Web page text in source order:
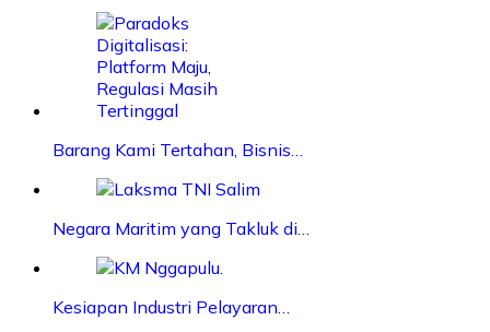
Barang Kami Tertahan, Bisnis…
Negara Maritim yang Takluk di…
Kesiapan Industri Pelayaran…